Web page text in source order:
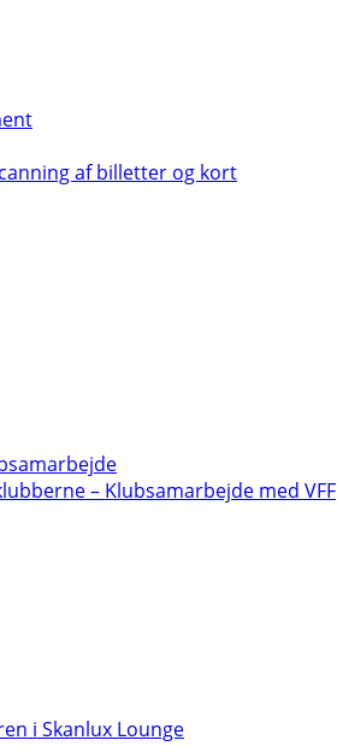
af billetter og kort
– Klubsamarbejde med VFF
i Skanlux Lounge